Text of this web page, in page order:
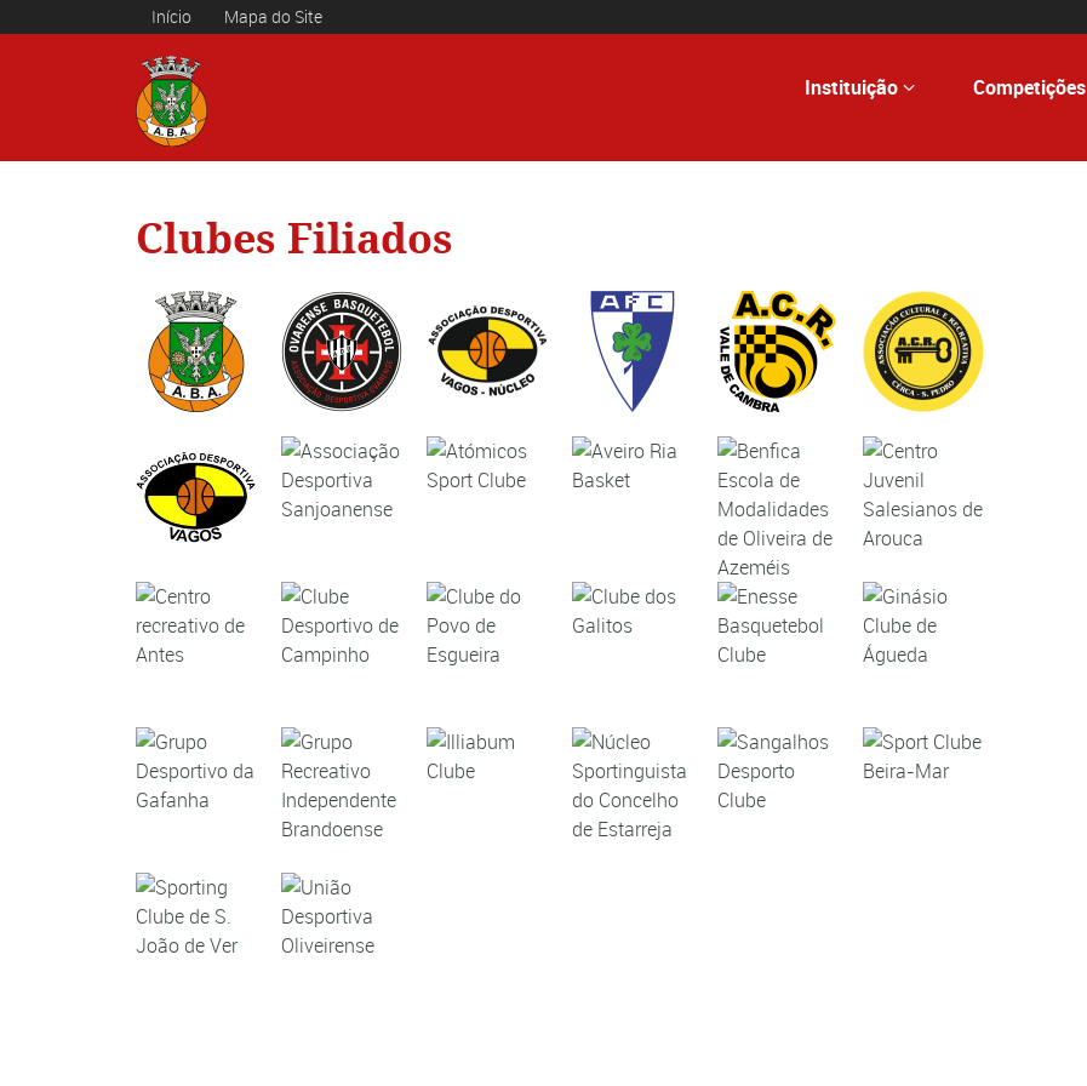
Início Mapa do Site
Instituição  Competições
Clubes Filiados